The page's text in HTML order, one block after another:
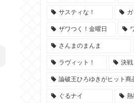
サスティな！
ザワつく！金曜日
さんまのまんま
ラヴィット！ 決
論破王ひろゆきがヒット商
ぐるナイ 熱